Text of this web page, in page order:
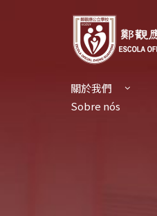
關於我們
Sobre nós